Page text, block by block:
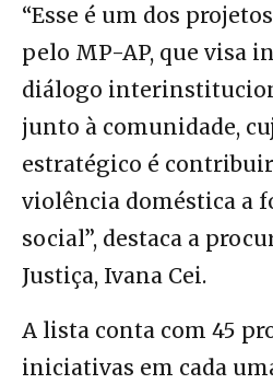
“Esse é um dos
pelo MP-AP, que visa
diálogo
junto à comunidade,
estratégico é
violência doméstica a
social”, destaca a
Justiça, Ivana Cei.
A lista conta com 45
iniciativas em cada